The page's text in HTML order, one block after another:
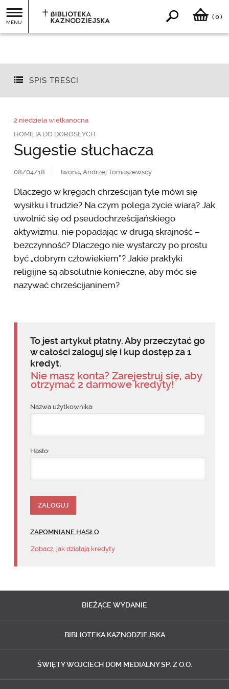
MENU
( 0)
SPIS TREŚCI
2 niedziela wielkanocna
HOMILIA DO DOROSŁYCH
Sugestie słuchacza
08/04/18 Iwona, Andrzej Tomaszewscy
Dlaczego w kręgach chrześcijan tyle mówi się
wysiłku i trudzie? Na czym polega życie wiarą? Jak
uwolnić się od pseudochrześcijańskiego
aktywizmu, nie popadając w drugą skrajność –
bezczynność? Dlaczego nie wystarczy po prostu
być „dobrym człowiekiem”? Jakie praktyki
religijne są absolutnie konieczne, aby móc się
nazywać chrześcijaninem?
To jest artykuł płatny. Aby przeczytać go
w całości zaloguj się i kup dostęp za 1
kredyt.
Nie masz konta? Zarejestruj się, aby
otrzymać 2 darmowe kredyty!
Nazwa użytkownika:
Hasło:
ZAPOMNIANE HASŁO
Zobacz, jak działają kredyty
BIEŻĄCE WYDANIE
BIBLIOTEKA KAZNODZIEJSKA
ŚWIĘTY WOJCIECH DOM MEDIALNY SP. Z O.O.